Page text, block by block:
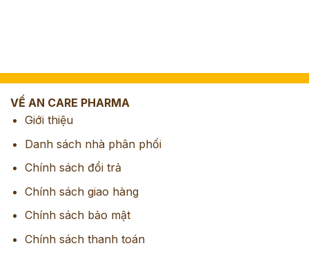
VỀ AN CARE PHARMA
Giới thiệu
Danh sách nhà phân phối
Chính sách đổi trả
Chính sách giao hàng
Chính sách bảo mật
Chính sách thanh toán